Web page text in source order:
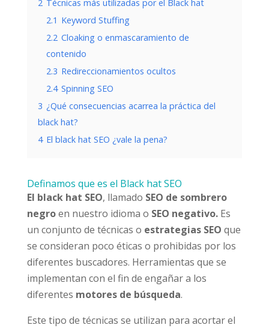
2 Técnicas más utilizadas por el Black hat
2.1 Keyword Stuffing
2.2 Cloaking o enmascaramiento de
contenido
2.3 Redireccionamientos ocultos
2.4 Spinning SEO
3 ¿Qué consecuencias acarrea la práctica del
black hat?
4 El black hat SEO ¿vale la pena?
Definamos que es el Black hat SEO
El black hat SEO, llamado SEO de sombrero
negroen nuestro idioma o SEO negativo.Es
un conjunto de técnicas o estrategias SEO que
se consideran poco éticas o prohibidas por los
diferentes buscadores. Herramientas que se
implementan con el fin de engañar a los
diferentes motores de búsqueda.
Este tipo de técnicas se utilizan para acortar el